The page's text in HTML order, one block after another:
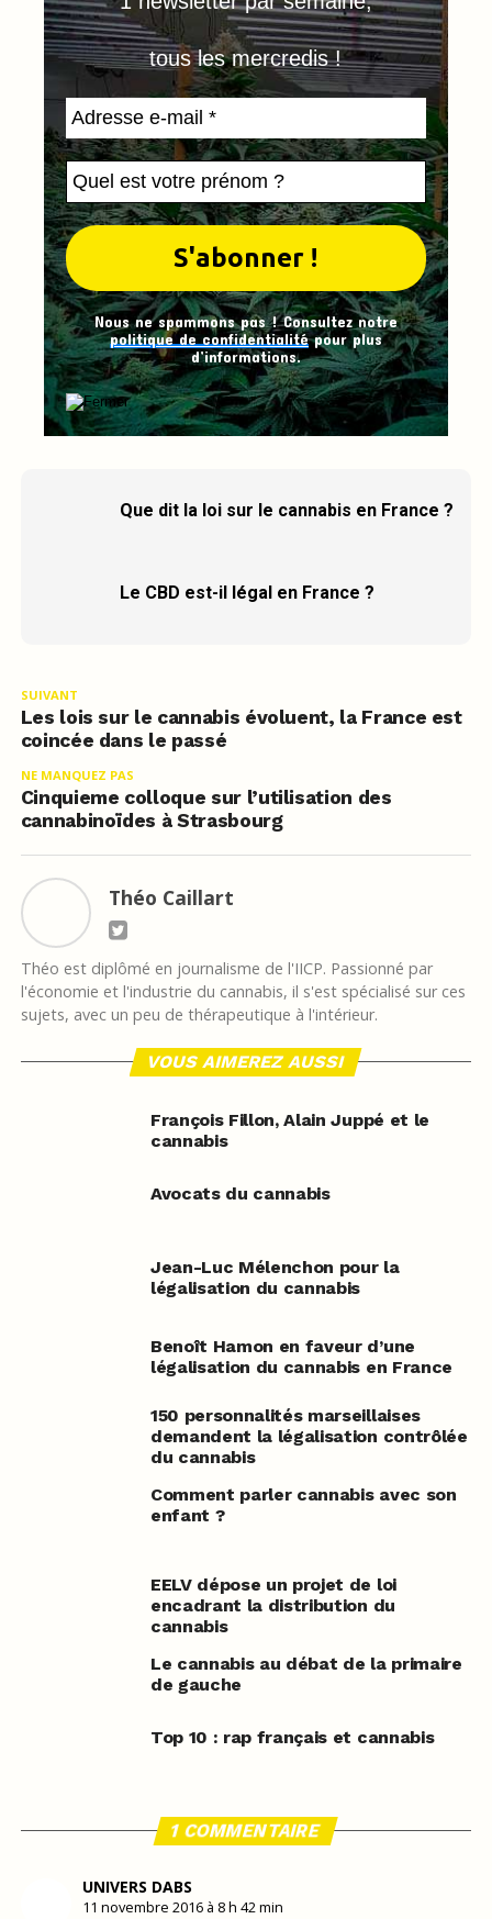
tous les mercredis !
Nous ne spammons pas ! Consultez notre
politique de confidentialitépour plus
d’informations.
Que dit la loi sur le cannabis en France ?
Le CBD est-il légal en France ?
SUIVANT
Les lois sur le cannabis évoluent, la France est
coincée dans le passé
NE MANQUEZ PAS
Cinquieme colloque sur l’utilisation des
cannabinoïdes à Strasbourg
Théo Caillart
Théo est diplômé en journalisme de l'IICP. Passionné par
l'économie et l'industrie du cannabis, il s'est spécialisé sur ces
sujets, avec un peu de thérapeutique à l'intérieur.
VOUS AIMEREZ AUSSI
François Fillon, Alain Juppé et le
cannabis
Avocats du cannabis
Jean-Luc Mélenchon pour la
légalisation du cannabis
Benoît Hamon en faveur d’une
légalisation du cannabis en France
150 personnalités marseillaises
demandent la légalisation contrôlée
du cannabis
Comment parler cannabis avec son
enfant ?
EELV dépose un projet de loi
encadrant la distribution du
cannabis
Le cannabis au débat de la primaire
de gauche
Top 10 : rap français et cannabis
1 COMMENTAIRE
UNIVERS DABS
11 novembre 2016 à 8 h 42 min